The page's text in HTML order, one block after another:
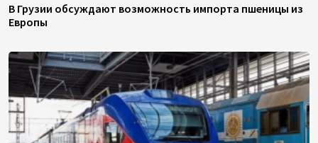
В Грузии обсуждают возможность импорта пшеницы из
Европы